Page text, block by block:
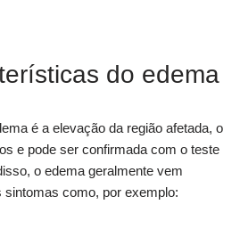
do edema
é a elevação da região afetada, o
e pode ser confirmada com o teste
o edema geralmente vem
sintomas como, por exemplo: